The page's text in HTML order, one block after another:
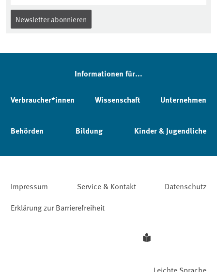
Newsletter abonnieren
Informationen für...
Verbraucher*innen Wissenschaft Unternehmen
Behörden Bildung Kinder & Jugendliche
Impressum Service & Kontakt
Datenschutz
Erklärung zur Barrierefreiheit
Leichte Sprache